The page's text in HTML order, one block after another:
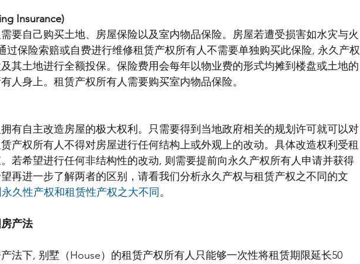
Insurance)
要自己购买土地、房屋保险以及室内物品保险。房屋若遭受损害如水灾与火
过保险索赔或自费进行维修租赁产权所有人不需要单独购买此保险, 永久产权
其土地进行全额投保。保险费用会每年以物业费的形式均摊到楼盘或土地的
人身上。租赁产权所有人需要购买室内物品保险。
有自主改造房屋的极大权利。只需要得到当地政府相关的规划许可就可以对
产权所有人不得对房屋进行任何结构上或外观上的改动。具体改造权利受租
若希望进行任何非结构性的改动, 则需要提前向永久产权所有人申请并获得
再进一步了解两者的区别，请看我们分析永久产权与租赁产权之不同的文
久性产权和租赁性产权之大不同。
产法
法下, 别墅（House）的租赁产权所有人只能够一次性将租赁期限延长50